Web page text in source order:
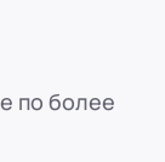
по более